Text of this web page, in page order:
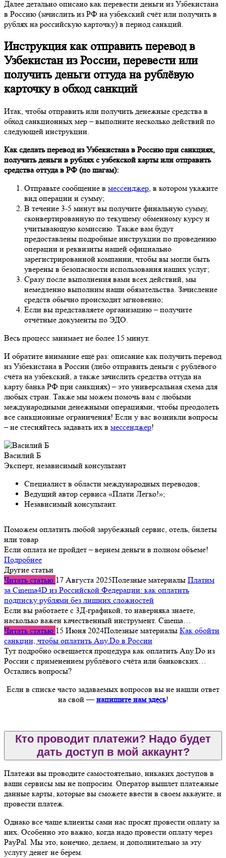
Далее детально описано как перевести деньги из Узбекистана
в Россию (зачислить из РФ на узбекский счёт или получить в
рублях на российскую карточку) в период санкций.
Инструкция как отправить перевод в
Узбекистан из России, перевести или
получить деньги оттуда на рублёвую
карточку в обход санкций
Итак, чтобы отправить или получить денежные средства в
обход санкционных мер – выполните несколько действий по
следующей инструкции.
Как сделать перевод из Узбекистана в Россию при санкциях,
получить деньги в рублях с узбекской карты или отправить
средства оттуда в РФ (по шагам):
Отправьте сообщение в мессенджер, в котором укажите
вид операции и сумму;
В течение 3-5 минут вы получите финальную сумму,
сконвертированную по текущему обменному курсу и
учитывающую комиссию. Также вам будут
предоставлены подробные инструкции по проведению
операции и реквизиты нашей официально
зарегистрированной компании, чтобы вы могли быть
уверены в безопасности использования наших услуг;
Сразу после выполнения вами всех действий, мы
немедленно выполним наши обязательства. Зачисление
средств обычно происходит мгновенно;
Если вы представляете организацию – получите
отчётные документы по ЭДО.
Весь процесс занимает не более 15 минут.
И обратите внимание ещё раз: описание как получить перевод
из Узбекистана в России (либо отправить деньги с рублёвого
счёта на узбекский, а также зачислить средства оттуда на
карту банка РФ при санкциях) – это универсальная схема для
любых стран. Также мы можем помочь вам с любыми
международными денежными операциями, чтобы преодолеть
все санкционные ограничения! Если у вас возникли вопросы
– не стесняйтесь задавать их в мессенджер!
Василий Б
Эксперт, независимый консультант
Специалист в области международных переводов;
Ведущий автор сервиса «Плати Легко!»;
Независимый консультант.
Поможем оплатить любой зарубежный сервис, отель, билеты
или товар
Если оплата не пройдет – вернем деньги в полном объеме!
Подробнее
Другие статьи
Читать статью 17 Августа 2025Полезные материалы Платим
за Cinema4D из Российской Федерации: как оплатить
подписку рублями без лишних сложностей
Если вы работаете с 3Д-графикой, то наверняка знаете,
насколько важен качественный инструмент. Cinema…
Читать статью 15 Июня 2024Полезные материалы Как обойти
санкции, чтобы оплатить Any.Do в России
Тут подробно освещается процедура как оплатить Any.Do из
России с применением рублёвого счёта или банковских…
Остались вопросы?
Если в списке часто задаваемых вопросов вы не нашли ответ
на свой —напишите нам здесь!
Кто проводит платежи? Надо будет
дать доступ в мой аккаунт?
Платежи вы проводите самостоятельно, никаких доступов в
ваши сервисы мы не попросим. Оператор вышлет платежные
данные карты, которые вы сможете ввести в своем аккаунте, и
провести платеж.
Однако все чаще клиенты сами нас просят провести оплату за
них. Особенно это важно, когда надо провести оплату через
PayPal. Мы это, конечно, делаем, и дополнительно за эту
услугу денег не берем.